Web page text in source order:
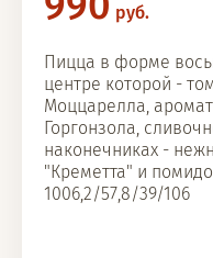
руб.
Пицца в форме
центре которой -
Моццарелла,
Горгонзола,
наконечниках -
"Креметта" и
1006,2/57,8/39/106